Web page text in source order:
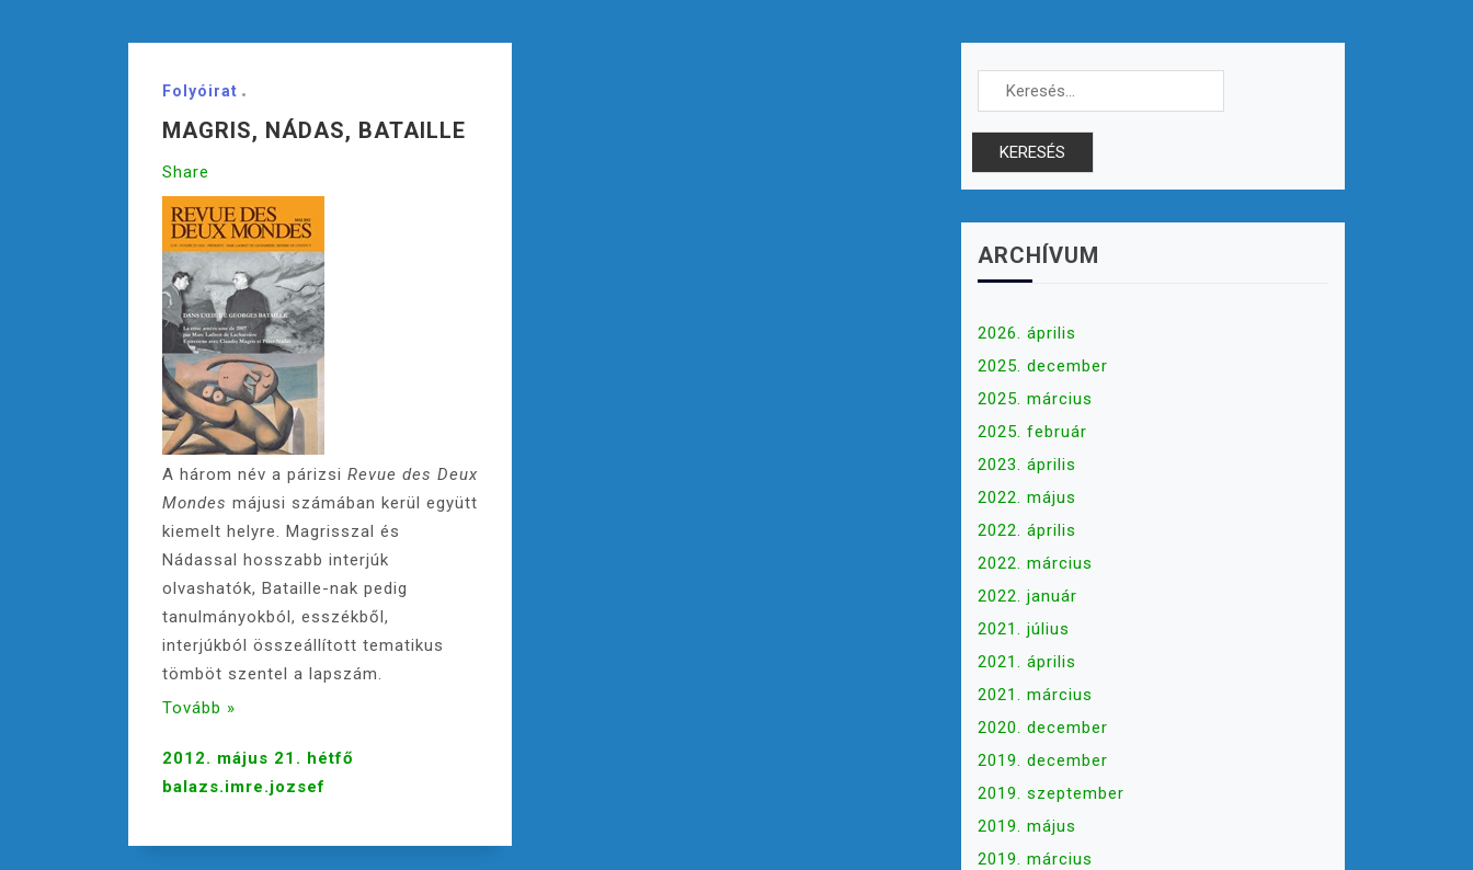
Folyóirat
MAGRIS, NÁDAS, BATAILLE
Share
A három név a párizsi Revue des Deux
Mondes májusi számában kerül együtt
kiemelt helyre. Magrisszal és
Nádassal hosszabb interjúk
olvashatók, Bataille-nak pedig
tanulmányokból, esszékből,
interjúkból összeállított tematikus
tömböt szentel a lapszám.
Tovább »
2012. május 21. hétfő
balazs.imre.jozsef
Keresés:
ARCHÍVUM
2026. április
2025. december
2025. március
2025. február
2023. április
2022. május
2022. április
2022. március
2022. január
2021. július
2021. április
2021. március
2020. december
2019. december
2019. szeptember
2019. május
2019. március